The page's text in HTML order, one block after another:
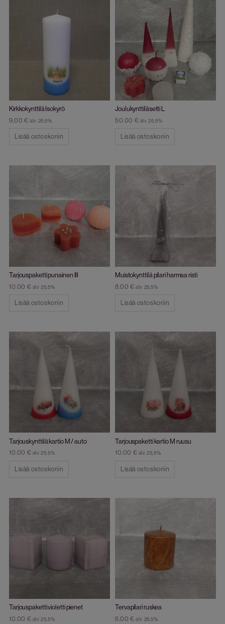
Kirkkokynttilä Isokyrö
9.00 € alv 25,5%
Lisää ostoskoriin
Joulukynttiläsetti L
50.00 € alv 25,5%
Lisää ostoskoriin
Tarjouspaketti punainen III
10.00 € alv 25,5%
Lisää ostoskoriin
Muistokynttilä pilari harmaa risti
8.00 € alv 25,5%
Lisää ostoskoriin
Tarjouskynttilä kartio M / auto
10.00 € alv 25,5%
Lisää ostoskoriin
Tarjouspaketti kartio M ruusu
10.00 € alv 25,5%
Lisää ostoskoriin
Tarjouspaketti violetti pienet
10.00 € alv 25,5%
Tervapilari ruskea
6.00 € alv 25,5%